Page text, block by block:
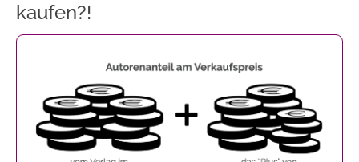
kaufen?!